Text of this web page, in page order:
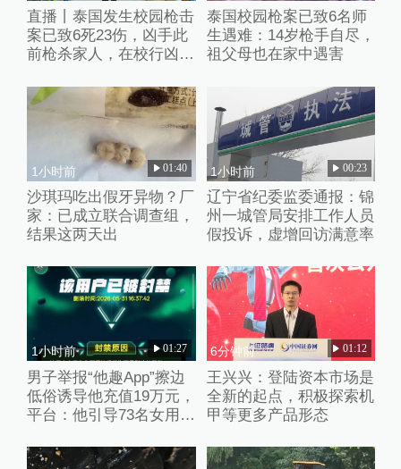
直播丨泰国发生校园枪击
案已致6死23伤，凶手此
前枪杀家人，在校行凶后
泰国校园枪案已致6名师
生遇难：14岁枪手自尽，
祖父母也在家中遇害
1小时前 01:40
沙琪玛吃出假牙异物？厂
家：已成立联合调查组，
结果这两天出
1小时前 00:23
辽宁省纪委监委通报：锦
州一城管局安排工作人员
假投诉，虚增回访满意率
1小时前 01:27
男子举报“他趣App”擦边
低俗诱导他充值19万元，
平台：他引导73名女用户
6分钟前 01:12
王兴兴：登陆资本市场是
全新的起点，积极探索机
甲等更多产品形态